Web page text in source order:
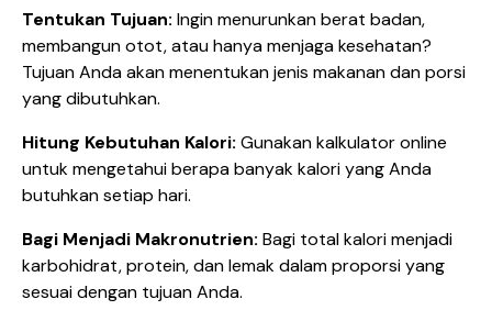
Tentukan Tujuan: Ingin menurunkan berat badan,
membangun otot, atau hanya menjaga kesehatan?
Tujuan Anda akan menentukan jenis makanan dan porsi
yang dibutuhkan.
Hitung Kebutuhan Kalori: Gunakan kalkulator online
untuk mengetahui berapa banyak kalori yang Anda
butuhkan setiap hari.
Bagi Menjadi Makronutrien: Bagi total kalori menjadi
karbohidrat, protein, dan lemak dalam proporsi yang
sesuai dengan tujuan Anda.